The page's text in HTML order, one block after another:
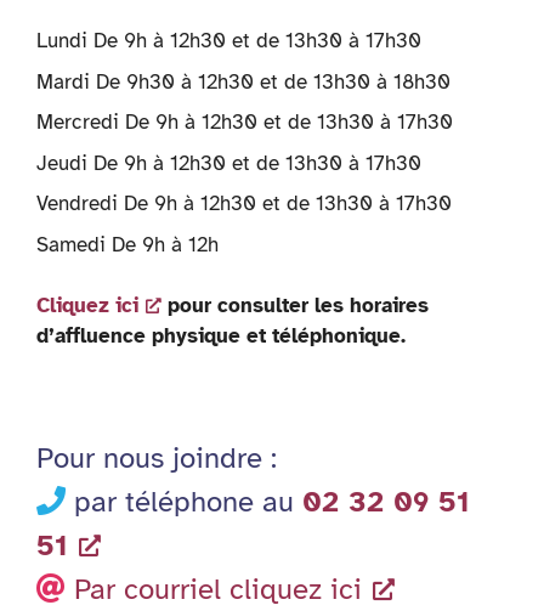
Lundi De 9h à 12h30 et de 13h30 à 17h30
Mardi De 9h30 à 12h30 et de 13h30 à 18h30
Mercredi De 9h à 12h30 et de 13h30 à 17h30
Jeudi De 9h à 12h30 et de 13h30 à 17h30
Vendredi De 9h à 12h30 et de 13h30 à 17h30
Samedi De 9h à 12h
Cliquez ici
pour consulter les horaires
d’affluence physique et téléphonique.
Pour nous joindre :
par téléphone au 02 32 09 51
51
Par courriel cliquez ici